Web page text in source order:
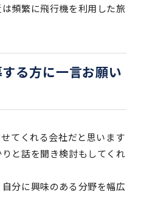
頻繁に飛行機を利用した旅
る方に一言お願い
てくれる会社だと思います
りと話を聞き検討もしてくれ
分に興味のある分野を幅広